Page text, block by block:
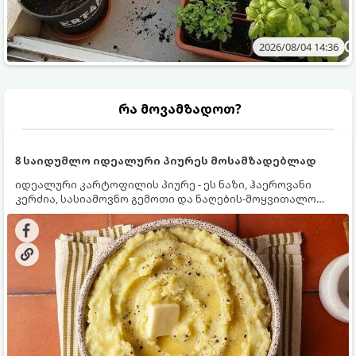
2026/08/04 14:36
რა მოვამზადოთ?
8 საიდუმლო იდეალური პიურეს მოსამზადებლად
იდეალური კარტოფილის პიურე - ეს ნაზი, ჰაეროვანი
კერძია, სასიამოვნო გემოთი და ნაღების-მოყვითალო
ფერით. მისი მომზადება ძალიან მარტივია, მაგრამ
არსებობს რამდენიმე საიდუმლო, რომლებიც უნდა
იცოდეთ, რომ პიურე იდეალურად გემრიელი გამოვიდეს.